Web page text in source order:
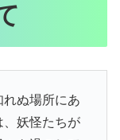
れぬ場所にあ
、妖怪たちが